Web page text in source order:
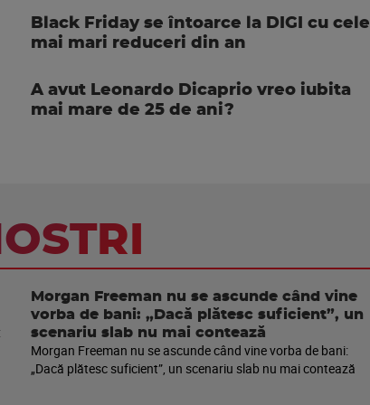
Black Friday se întoarce la DIGI cu cele
mai mari reduceri din an
A avut Leonardo Dicaprio vreo iubita
mai mare de 25 de ani?
Morgan Freeman nu se ascunde când vine
vorba de bani: „Dacă plătesc suficient”, un
scenariu slab nu mai contează
Morgan Freeman nu se ascunde când vine vorba de bani:
„Dacă plătesc suficient”, un scenariu slab nu mai contează